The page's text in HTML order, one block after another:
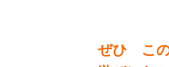
ぜひ こ